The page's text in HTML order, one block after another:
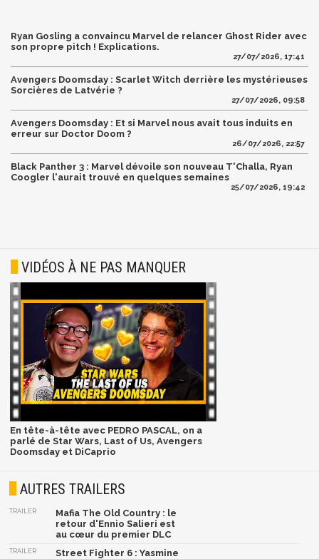
Ryan Gosling a convaincu Marvel de relancer Ghost Rider avec
son propre pitch ! Explications.
27/07/2026, 17:41
Avengers Doomsday : Scarlet Witch derrière les mystérieuses
Sorcières de Latvérie ?
27/07/2026, 09:58
Avengers Doomsday : Et si Marvel nous avait tous induits en
erreur sur Doctor Doom ?
26/07/2026, 22:57
Black Panther 3 : Marvel dévoile son nouveau T'Challa, Ryan
Coogler l'aurait trouvé en quelques semaines
25/07/2026, 19:42
VIDÉOS À NE PAS MANQUER
En tête-à-tête avec PEDRO PASCAL, on a
parlé de Star Wars, Last of Us, Avengers
Doomsday et DiCaprio
AUTRES TRAILERS
TRAILER
Mafia The Old Country : le
retour d'Ennio Salieri est
au cœur du premier DLC
TRAILER
Street Fighter 6 : Yasmine